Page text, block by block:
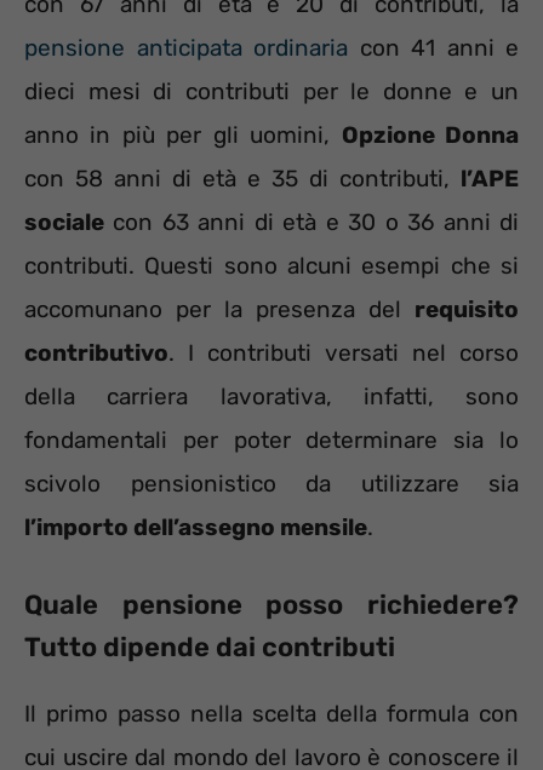
pensione anticipata ordinaria con 41 anni e
dieci mesi di contributi per le donne e un
anno in più per gli uomini, Opzione Donna
con 58 anni di età e 35 di contributi, l’APE
sociale con 63 anni di età e 30 o 36 anni di
contributi. Questi sono alcuni esempi che si
accomunano per la presenza del requisito
contributivo. I contributi versati nel corso
della carriera lavorativa, infatti, sono
fondamentali per poter determinare sia lo
scivolo pensionistico da utilizzare sia
l’importo dell’assegno mensile.
Quale pensione posso richiedere?
Tutto dipende dai contributi
Il primo passo nella scelta della formula con
cui uscire dal mondo del lavoro è conoscere il